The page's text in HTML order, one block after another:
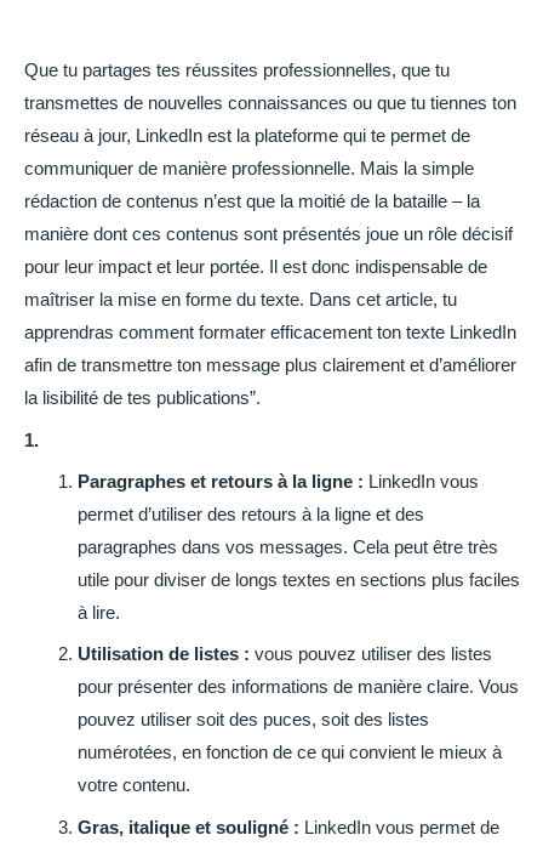
Que tu partages tes réussites professionnelles, que tu
transmettes de nouvelles connaissances ou que tu tiennes ton
réseau à jour, LinkedIn est la plateforme qui te permet de
communiquer de manière professionnelle. Mais la simple
rédaction de contenus n’est que la moitié de la bataille – la
manière dont ces contenus sont présentés joue un rôle décisif
pour leur impact et leur portée. Il est donc indispensable de
maîtriser la mise en forme du texte. Dans cet article, tu
apprendras comment formater efficacement ton texte LinkedIn
afin de transmettre ton message plus clairement et d’améliorer
la lisibilité de tes publications”.
1.
Paragraphes et retours à la ligne : LinkedIn vous
permet d’utiliser des retours à la ligne et des
paragraphes dans vos messages. Cela peut être très
utile pour diviser de longs textes en sections plus faciles
à lire.
Utilisation de listes : vous pouvez utiliser des listes
pour présenter des informations de manière claire. Vous
pouvez utiliser soit des puces, soit des listes
numérotées, en fonction de ce qui convient le mieux à
votre contenu.
Gras, italique et souligné : LinkedIn vous permet de